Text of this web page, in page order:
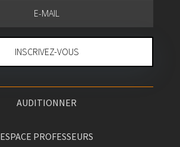
INSCRIVEZ-VOUS
AUDITIONNER
ESPACE PROFESSEURS